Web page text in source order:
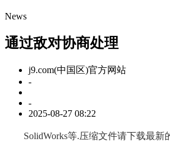
News
通过敌对协商处理
j9.com(中国区)官方网站
-
-
2025-08-27 08:22
SolidWorks等.压缩文件请下载最新